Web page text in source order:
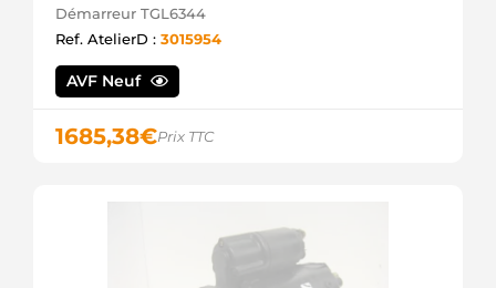
Démarreur TGL6344
Ref. AtelierD : 3015954
AVF Neuf
1685,38€Prix TTC